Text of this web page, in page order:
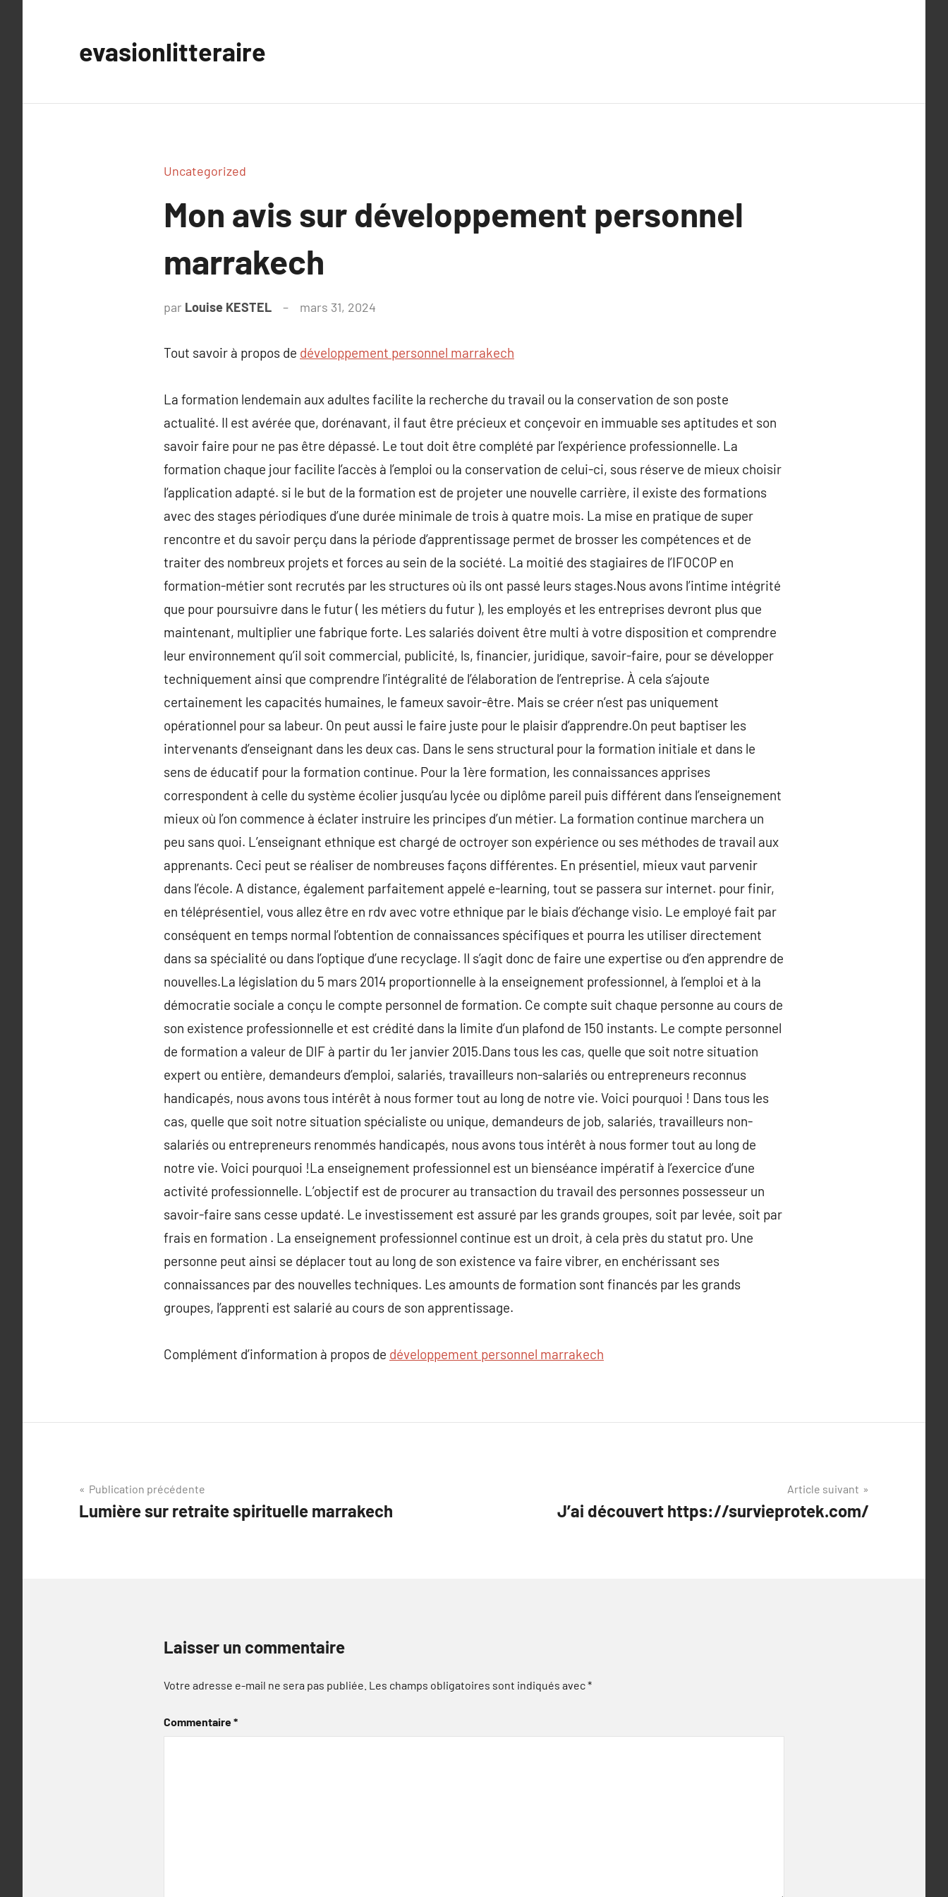
evasionlitteraire
Uncategorized
Mon avis sur développement personnel
marrakech
par Louise KESTEL mars 31, 2024
Tout savoir à propos de développement personnel marrakech
La formation lendemain aux adultes facilite la recherche du travail ou la conservation de son poste
actualité. Il est avérée que, dorénavant, il faut être précieux et conçevoir en immuable ses aptitudes et son
savoir faire pour ne pas être dépassé. Le tout doit être complété par l’expérience professionnelle. La
formation chaque jour facilite l’accès à l’emploi ou la conservation de celui-ci, sous réserve de mieux choisir
l’application adapté. si le but de la formation est de projeter une nouvelle carrière, il existe des formations
avec des stages périodiques d’une durée minimale de trois à quatre mois. La mise en pratique de super
rencontre et du savoir perçu dans la période d’apprentissage permet de brosser les compétences et de
traiter des nombreux projets et forces au sein de la société. La moitié des stagiaires de l’IFOCOP en
formation-métier sont recrutés par les structures où ils ont passé leurs stages.Nous avons l’intime intégrité
que pour poursuivre dans le futur ( les métiers du futur ), les employés et les entreprises devront plus que
maintenant, multiplier une fabrique forte. Les salariés doivent être multi à votre disposition et comprendre
leur environnement qu’il soit commercial, publicité, ls, financier, juridique, savoir-faire, pour se développer
techniquement ainsi que comprendre l’intégralité de l’élaboration de l’entreprise. À cela s’ajoute
certainement les capacités humaines, le fameux savoir-être. Mais se créer n’est pas uniquement
opérationnel pour sa labeur. On peut aussi le faire juste pour le plaisir d’apprendre.On peut baptiser les
intervenants d’enseignant dans les deux cas. Dans le sens structural pour la formation initiale et dans le
sens de éducatif pour la formation continue. Pour la 1ère formation, les connaissances apprises
correspondent à celle du système écolier jusqu’au lycée ou diplôme pareil puis différent dans l’enseignement
mieux où l’on commence à éclater instruire les principes d’un métier. La formation continue marchera un
peu sans quoi. L’enseignant ethnique est chargé de octroyer son expérience ou ses méthodes de travail aux
apprenants. Ceci peut se réaliser de nombreuses façons différentes. En présentiel, mieux vaut parvenir
dans l’école. A distance, également parfaitement appelé e-learning, tout se passera sur internet. pour finir,
en téléprésentiel, vous allez être en rdv avec votre ethnique par le biais d’échange visio. Le employé fait par
conséquent en temps normal l’obtention de connaissances spécifiques et pourra les utiliser directement
dans sa spécialité ou dans l’optique d’une recyclage. Il s’agit donc de faire une expertise ou d’en apprendre de
nouvelles.La législation du 5 mars 2014 proportionnelle à la enseignement professionnel, à l’emploi et à la
démocratie sociale a conçu le compte personnel de formation. Ce compte suit chaque personne au cours de
son existence professionnelle et est crédité dans la limite d’un plafond de 150 instants. Le compte personnel
de formation a valeur de DIF à partir du 1er janvier 2015.Dans tous les cas, quelle que soit notre situation
expert ou entière, demandeurs d’emploi, salariés, travailleurs non-salariés ou entrepreneurs reconnus
handicapés, nous avons tous intérêt à nous former tout au long de notre vie. Voici pourquoi ! Dans tous les
cas, quelle que soit notre situation spécialiste ou unique, demandeurs de job, salariés, travailleurs non-
salariés ou entrepreneurs renommés handicapés, nous avons tous intérêt à nous former tout au long de
notre vie. Voici pourquoi !La enseignement professionnel est un bienséance impératif à l’exercice d’une
activité professionnelle. L’objectif est de procurer au transaction du travail des personnes possesseur un
savoir-faire sans cesse updaté. Le investissement est assuré par les grands groupes, soit par levée, soit par
frais en formation . La enseignement professionnel continue est un droit, à cela près du statut pro. Une
personne peut ainsi se déplacer tout au long de son existence va faire vibrer, en enchérissant ses
connaissances par des nouvelles techniques. Les amounts de formation sont financés par les grands
groupes, l’apprenti est salarié au cours de son apprentissage.
Complément d’information à propos de développement personnel marrakech
Navigation
de
Publication précédente
Lumière sur retraite spirituelle marrakech
Article suivant
J’ai découvert https://survieprotek.com/
Laisser un commentaire
Votre adresse e-mail ne sera pas publiée. Les champs obligatoires sont indiqués avec*
Commentaire*